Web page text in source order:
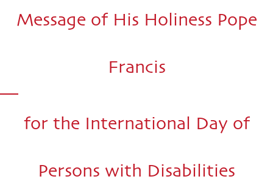
Message of His Holiness Pope
Francis
for the International Day of
Persons with Disabilities